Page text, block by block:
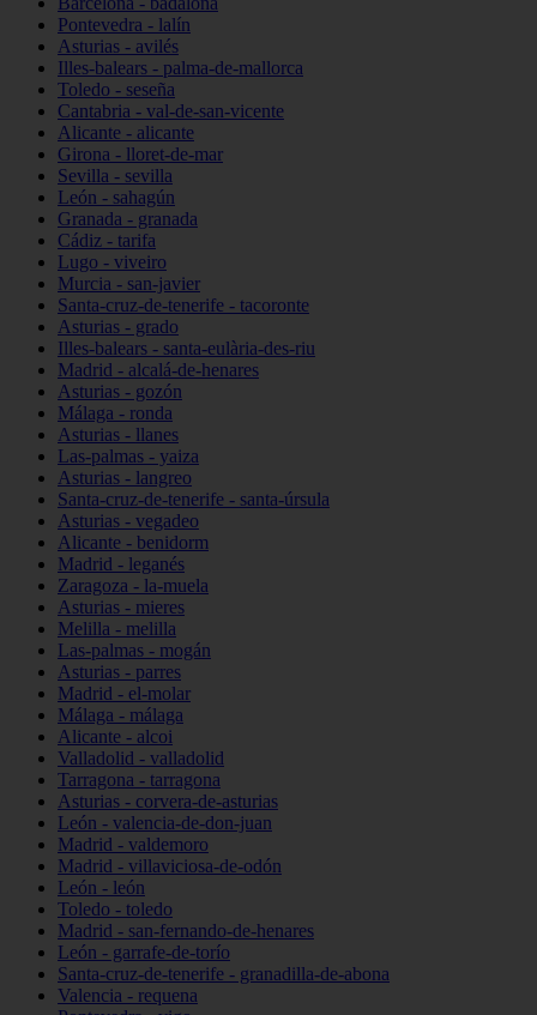
Pontevedra - lalín
Asturias - avilés
Illes-balears - palma-de-mallorca
Toledo - seseña
Cantabria - val-de-san-vicente
Alicante - alicante
Girona - lloret-de-mar
Sevilla - sevilla
León - sahagún
Granada - granada
Cádiz - tarifa
Lugo - viveiro
Murcia - san-javier
Santa-cruz-de-tenerife - tacoronte
Asturias - grado
Illes-balears - santa-eulària-des-riu
Madrid - alcalá-de-henares
Asturias - gozón
Málaga - ronda
Asturias - llanes
Las-palmas - yaiza
Asturias - langreo
Santa-cruz-de-tenerife - santa-úrsula
Asturias - vegadeo
Alicante - benidorm
Madrid - leganés
Zaragoza - la-muela
Asturias - mieres
Melilla - melilla
Las-palmas - mogán
Asturias - parres
Madrid - el-molar
Málaga - málaga
Alicante - alcoi
Valladolid - valladolid
Tarragona - tarragona
Asturias - corvera-de-asturias
León - valencia-de-don-juan
Madrid - valdemoro
Madrid - villaviciosa-de-odón
León - león
Toledo - toledo
Madrid - san-fernando-de-henares
León - garrafe-de-torío
Santa-cruz-de-tenerife - granadilla-de-abona
Valencia - requena